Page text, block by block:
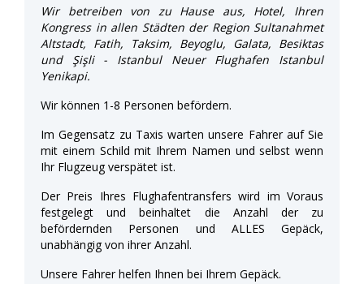
Wir betreiben von zu Hause aus, Hotel, Ihren
Kongress in allen Städten der Region Sultanahmet
Altstadt, Fatih, Taksim, Beyoglu, Galata, Besiktas
und Şişli - Istanbul Neuer Flughafen Istanbul
Yenikapi.
Wir können 1-8 Personen befördern.
Im Gegensatz zu Taxis warten unsere Fahrer auf Sie
mit einem Schild mit Ihrem Namen und selbst wenn
Ihr Flugzeug verspätet ist.
Der Preis Ihres Flughafentransfers wird im Voraus
festgelegt und beinhaltet die Anzahl der zu
befördernden Personen und ALLES Gepäck,
unabhängig von ihrer Anzahl.
Unsere Fahrer helfen Ihnen bei Ihrem Gepäck.